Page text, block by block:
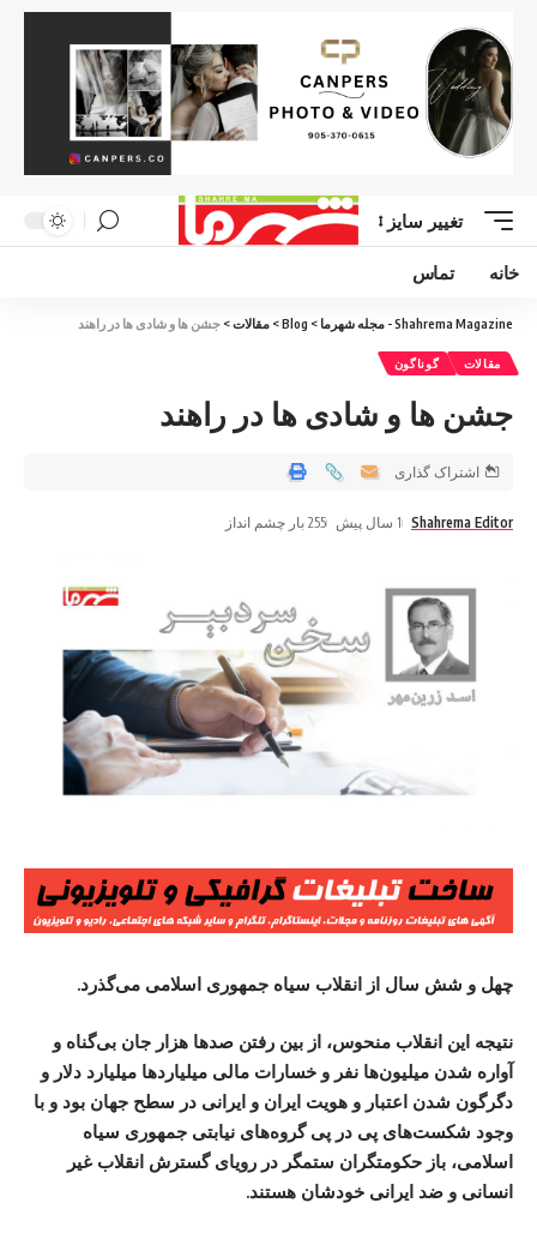
تغییر سایز
خانه تماس
Shahrema Magazine - مجله شهرما >
Blog
> مقالات> جشن ها و شادی ها در راهند
مقالات گوناگون
جشن ها و شادی ها در راهند
Shahrema Editor 1 سال پیش 255 بار چشم انداز
اشتراک گذاری
چهل و شش سال از انقلاب سیاه جمهوری اسلامی می‌گذرد.
نتیجه این انقلاب منحوس، از بین رفتن صدها هزار جان بی‌گناه و
آواره شدن میلیون‌ها نفر و خسارات مالی میلیاردها میلیارد دلار و
دگرگون شدن اعتبار و هویت ایران و ایرانی در سطح جهان بود و با
وجود شکست‌های پی در پی گروه‌های نیابتی جمهوری سیاه
اسلامی، باز حکومتگران ستمگر در رویای گسترش انقلاب غیر
انسانی و ضد ایرانی خودشان هستند.